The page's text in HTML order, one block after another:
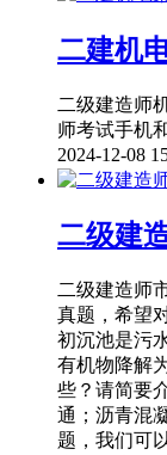
二建机
二级建造师
师考试手机
2024-12-08
二级建
二级建造师
真题，希望
初沉池是污
有机物降解
些？请简要
通；沥青混
题，我们可